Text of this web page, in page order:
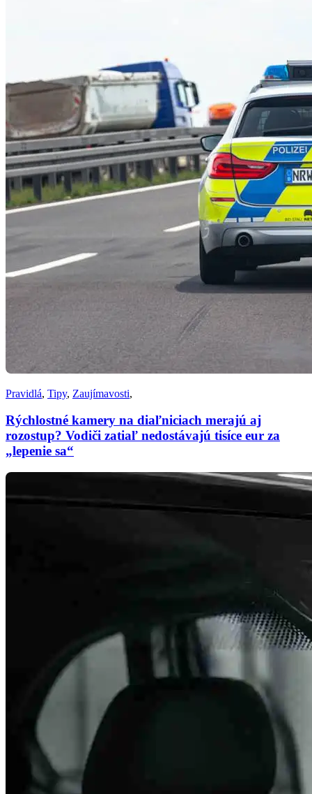
Pravidlá, Tipy, Zaujímavosti,
Rýchlostné kamery na diaľniciach merajú aj
rozostup? Vodiči zatiaľ nedostávajú tisíce eur za
„lepenie sa“